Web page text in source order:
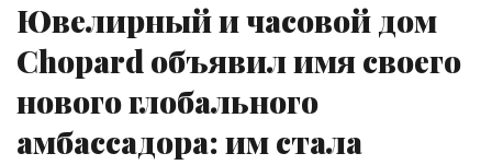
Ювелирный и часовой дом
Chopard объявил имя своего
нового глобального
амбассадора: им стала